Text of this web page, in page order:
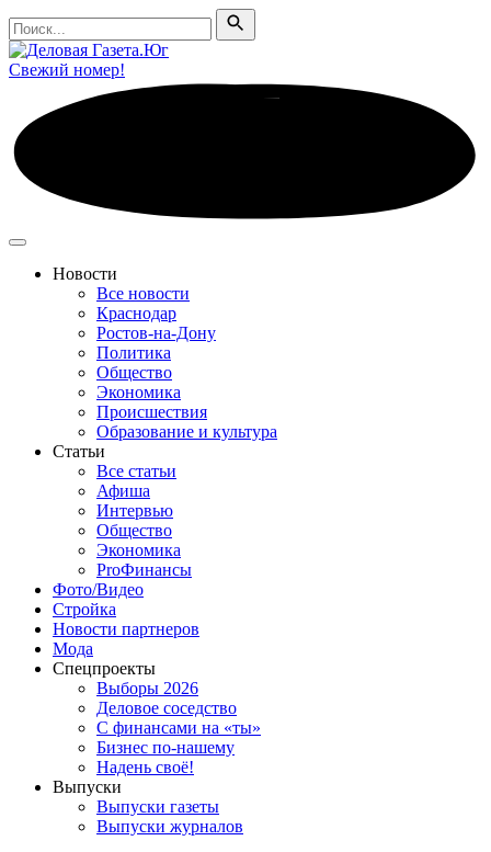
Поиск
Поиск
Свежий номер!
Новости
Все новости
Краснодар
Ростов-на-Дону
Политика
Общество
Экономика
Происшествия
Образование и культура
Статьи
Все статьи
Афиша
Интервью
Общество
Экономика
ProФинансы
Фото/Видео
Стройка
Новости партнеров
Мода
Спецпроекты
Выборы 2026
Деловое соседство
С финансами на «ты»
Бизнес по-нашему
Надень своё!
Выпуски
Выпуски газеты
Выпуски журналов